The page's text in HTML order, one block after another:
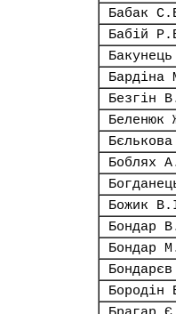
Бабак
Бабій
Бардіна
Безгін
Беленюк
Боблях
Божик
Бондар
Бондар
Бородін